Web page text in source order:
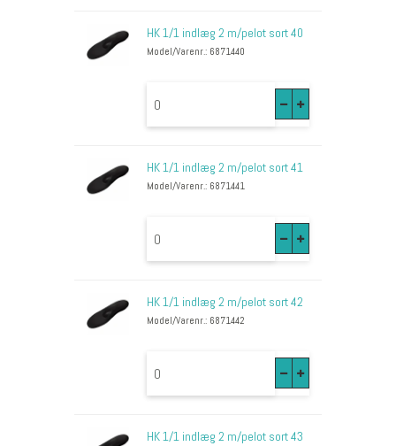
HK 1/1 indlæg 2 m/pelot sort 40
Model/Varenr.: 6871440
HK 1/1 indlæg 2 m/pelot sort 41
Model/Varenr.: 6871441
HK 1/1 indlæg 2 m/pelot sort 42
Model/Varenr.: 6871442
HK 1/1 indlæg 2 m/pelot sort 43